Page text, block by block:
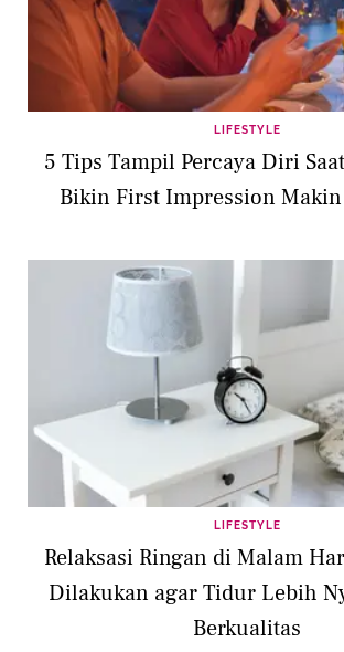
LIFESTYLE
5 Tips Tampil Percaya Diri
Bikin First Impression Makin
LIFESTYLE
Relaksasi Ringan di Malam
Dilakukan agar Tidur Lebih
Berkualitas